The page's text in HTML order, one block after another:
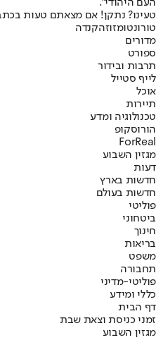
העם היהודי".
טעינו? נתקן! אם מצאתם טעות
טורונטומזוזהקנדה
מדורים
ספורט
תרבות ובידור
לייף סטייל
אוכל
תיירות
טכנולוגיה ומדע
הורוסקופ
ForReal
מגזין השבוע
דעות
חדשות בארץ
חדשות בעולם
פוליטי
ביטחוני
חינוך
בריאות
משפט
תחבורה
פוליטי-מדיני
כללי ומידע
דף הבית
זמני כניסת וצאת שבת
מגזין השבוע